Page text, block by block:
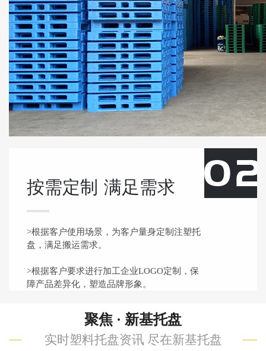
按需定制 满足需求
>根据客户使用场景，为客户量身定制注塑托
盘，满足搬运需求。
>根据客户要求进行加工企业LOGO定制，保
障产品差异化，塑造品牌形象。
聚焦 · 新基托盘
实时塑料托盘资讯 尽在新基托盘